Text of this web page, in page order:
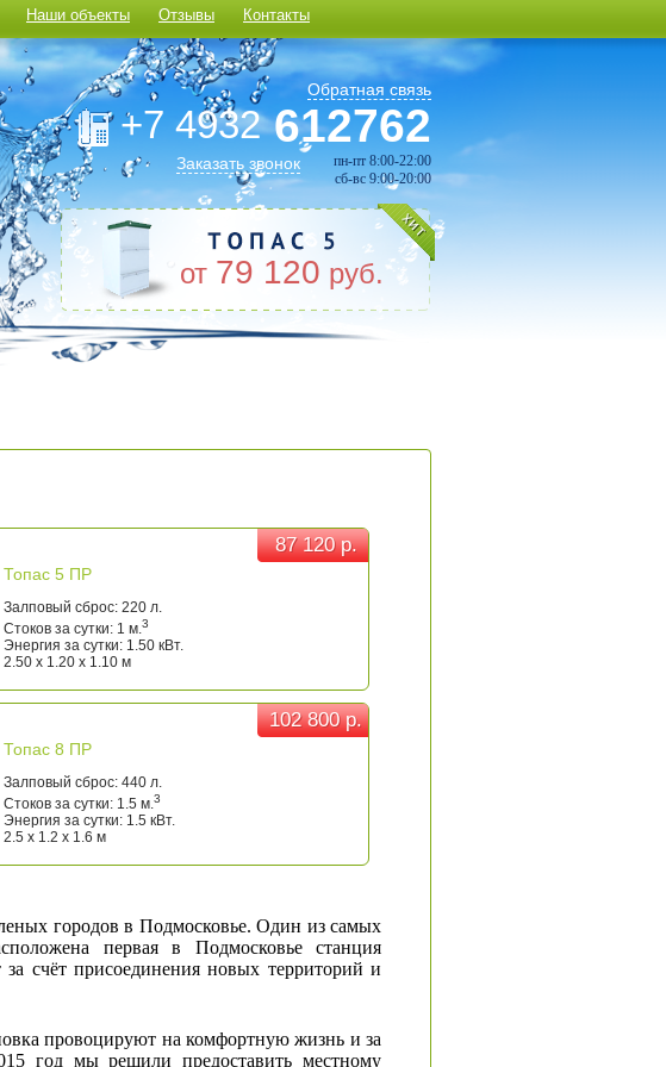
Наши объекты Отзывы Контакты
Обратная связь
+7 4932612762
Заказать звонок
пн-пт 8:00-22:00
сб-вс 9:00-20:00
от 79 120 руб.
87 120 р.
87 120 р.
Топас 5 ПР
Залповый сброс: 220 л.
Стоков за сутки: 1 м.3
Энергия за сутки: 1.50 кВт.
2.50 x 1.20 x 1.10 м
102 800 р.
102 800 р.
Топас 8 ПР
Залповый сброс: 440 л.
Стоков за сутки: 1.5 м.3
Энергия за сутки: 1.5 кВт.
2.5 x 1.2 x 1.6 м
городов в Подмосковье. Один из самых
первая в Подмосковье станция
счёт присоединения новых территорий и
провоцируют на комфортную жизнь и за
год мы решили предоставить местному